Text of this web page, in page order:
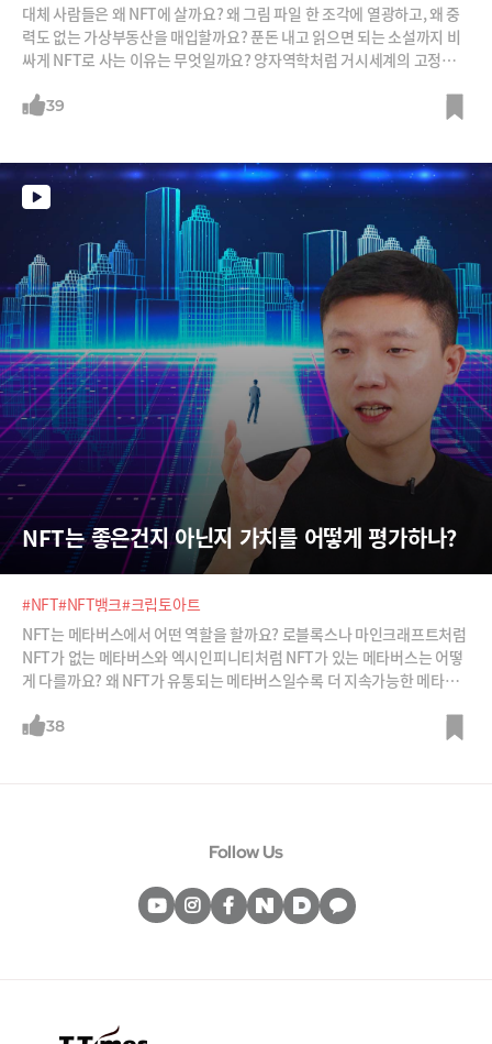
대체 사람들은 왜 NFT에 살까요? 왜 그림 파일 한 조각에 열광하고, 왜 중
력도 없는 가상부동산을 매입할까요? 푼돈 내고 읽으면 되는 소설까지 비
싸게 NFT로 사는 이유는 무엇일까요? 양자역학처럼 거시세계의 고정관념
김민수 대표로부터 들어봤습니다. 잠시 편견을 내려놓고 들어보시죠. NFT
39
NFT는 좋은건지 아닌지 가치를 어떻게 평가하나?
#NFT#NFT뱅크#크립토아트
NFT는 메타버스에서 어떤 역할을 할까요? 로블록스나 마인크래프트처럼
NFT가 없는 메타버스와 엑시인피니티처럼 NFT가 있는 메타버스는 어떻
게 다를까요? 왜 NFT가 유통되는 메타버스일수록 더 지속가능한 메타버
FT는 어떻게 가치를 평가할까요? 어떤 NFT에 투자를 해야 할까요? 이 모
38
Follow Us